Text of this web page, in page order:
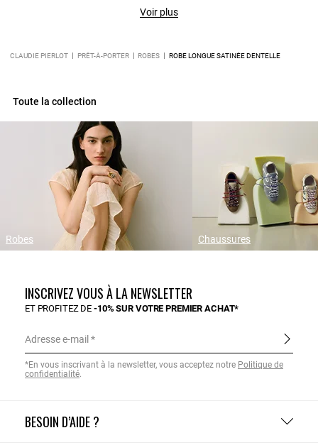
Voir plus
CLAUDIE PIERLOT PRÊT-À-PORTER ROBES ROBE LONGUE SATINÉE DENTELLE
Toute la collection
Robes Chaussures
BESOIN D’AIDE ?
INSCRIVEZ VOUS À LA NEWSLETTER
ET PROFITEZ DE-10% SUR VOTRE PREMIER ACHAT*
Adresse e-mail
*En vous inscrivant à la newsletter, vous acceptez notre Politique de
confidentialité.